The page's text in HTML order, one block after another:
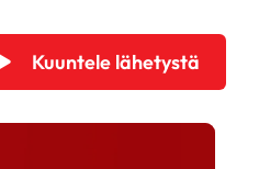
Kuuntele lähetystä